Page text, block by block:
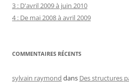
3 : D'avril 2009 à juin 2010
4 : De mai 2008 à avril 2009
COMMENTAIRES RÉCENTS
sylvain raymond dans Des structures